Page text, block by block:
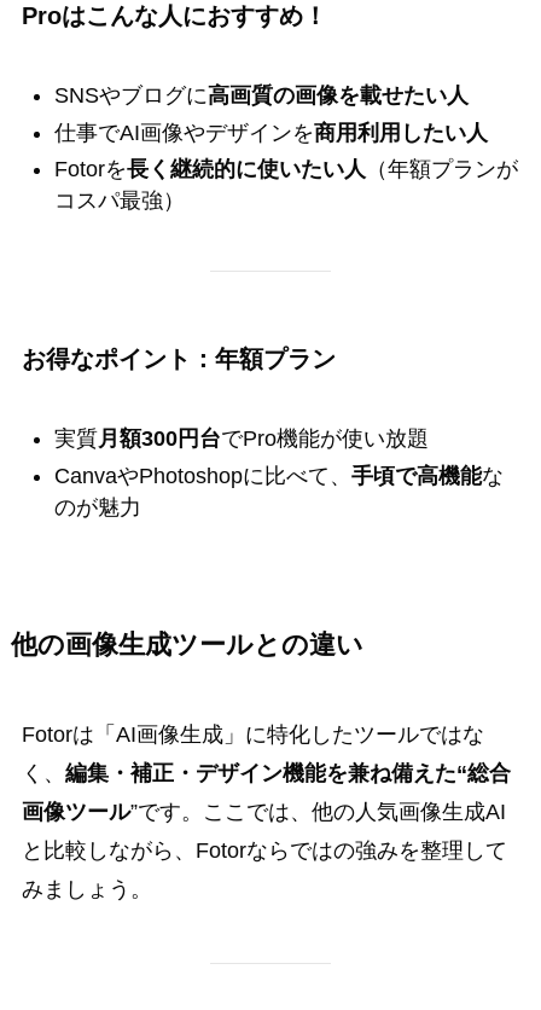
Proはこんな人におすすめ！
SNSやブログに高画質の画像を載せたい人
仕事でAI画像やデザインを商用利用したい人
Fotorを長く継続的に使いたい人 （年額プランが
コスパ最強）
お得なポイント：年額プラン
実質月額300円台でPro機能が使い放題
CanvaやPhotoshopに比べて、 手頃で高機能な
のが魅力
他の画像生成ツールとの違い
Fotorは「AI画像生成」に特化したツールではな
く、 編集・補正・デザイン機能を兼ね備えた“総合
画像ツール”です。ここでは、他の人気画像生成AI
と比較しながら、Fotorならではの強みを整理して
みましょう。